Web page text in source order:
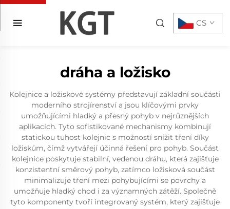
CS
dráha a ložisko
Kolejnice a ložiskové systémy představují základní součásti
moderního strojírenství a jsou klíčovými prvky
umožňujícími hladký a přesný pohyb v nejrůznějších
aplikacích. Tyto sofistikované mechanismy kombinují
statickou tuhost kolejnic s možností snížit tření díky
ložiskům, čímž vytvářejí účinná řešení pro pohyb. Součást
kolejnice poskytuje stabilní, vedenou dráhu, která zajišťuje
konzistentní směrový pohyb, zatímco ložisková součást
minimalizuje tření mezi pohybujícími se povrchy a
umožňuje hladký chod i za významných zátěží. Společně
tyto komponenty tvoří integrovaný systém, který zajišťuje